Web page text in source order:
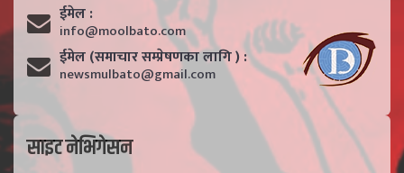
ईमेल :
info@moolbato.com
ईमेल (समाचार सम्प्रेषणका लागि ) :
newsmulbato@gmail.com
साइट नेभिगेसन